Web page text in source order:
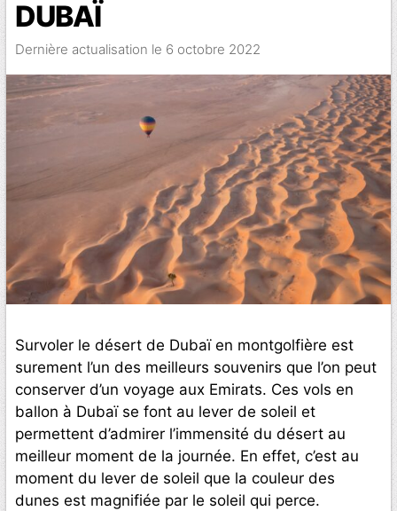
DUBAÏ
6 octobre 2022
Survoler le désert de Dubaï en montgolfière est
surement l’un des meilleurs souvenirs que l’on peut
conserver d’un voyage aux Emirats. Ces vols en
ballon à Dubaï se font au lever de soleil et
permettent d’admirer l’immensité du désert au
meilleur moment de la journée. En effet, c’est au
moment du lever de soleil que la couleur des
dunes est magnifiée par le soleil qui perce.